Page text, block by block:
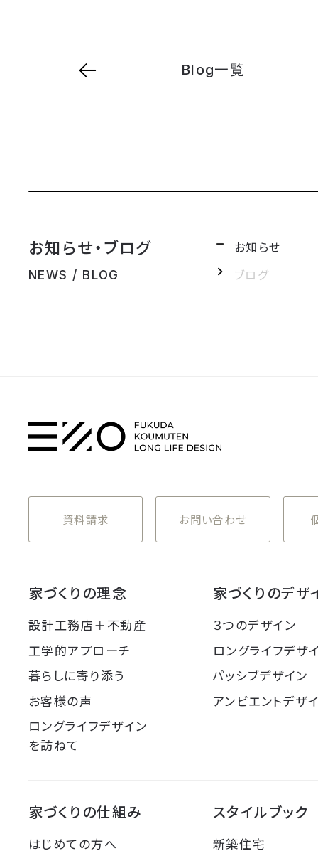
Blog一覧
お知らせ・ブログ
NEWS / BLOG
お知らせ
ブログ
資料請求 お問い合わせ
家づくりの理念
設計工務店＋不動産
工学的アプローチ
暮らしに寄り添う
お客様の声
ロングライフデザイン
を訪ねて
家づくりのデザ
３つのデザイン
ロングライフデザ
パッシブデザイン
アンビエントデザ
家づくりの仕組み
はじめての方へ
スタイルブック
新築住宅